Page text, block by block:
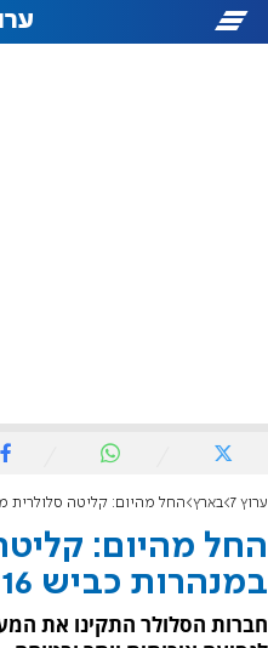
ערוץ 7 בארץ החל מהיום: קליטה סלולרית
החל מהיום:
במנהרות כביש 16
חברות הסלולר התקינו את